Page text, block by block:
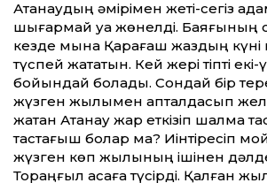
Ақтанаудың әмірімен жеті-сегіз
шығармай қуа жөнелді. Баяғының
кезде мына Қарағаш жаздың күні
түспей жататын. Кей жері тіпті екі-
бойын­дай болады. Сондай бір
жүзген жылқымен қапталдасып
жатқан Ақтанау жарқ еткізіп шалма
тастағыш болар ма? Иінтіресіп
жүзген көп жылқының ішінен
Тораңғыл қасқаға түсірді. Қалған